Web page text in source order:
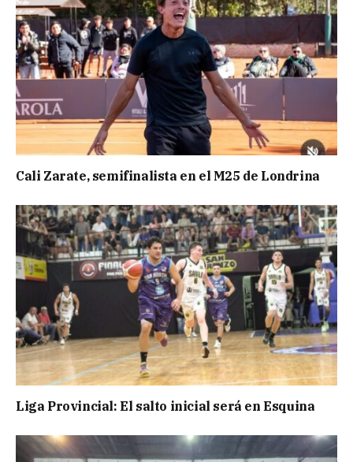
Cali Zarate, semifinalista en el M25 de Londrina
Liga Provincial: El salto inicial será en Esquina